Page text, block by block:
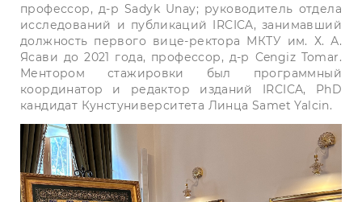
профессор, д-р Sadyk Unay; руководитель отдела
исследований и публикаций IRCICA, занимавший
должность первого вице-ректора МКТУ им. Х. А.
Ясави до 2021 года, профессор, д-р Cengiz Tomar.
Ментором стажировки был программный
координатор и редактор изданий IRCICA, PhD
кандидат Кунстуниверситета Линца Samet Yalcin.